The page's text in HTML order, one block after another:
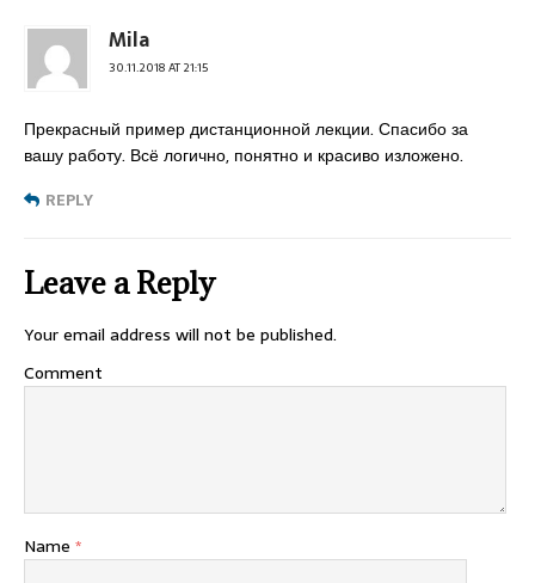
Mila
30.11.2018 AT 21:15
Прекрасный пример дистанционной лекции. Спасибо за
вашу работу. Всё логично, понятно и красиво изложено.
REPLY
Leave a Reply
Your email address will not be published.
Comment
Name *